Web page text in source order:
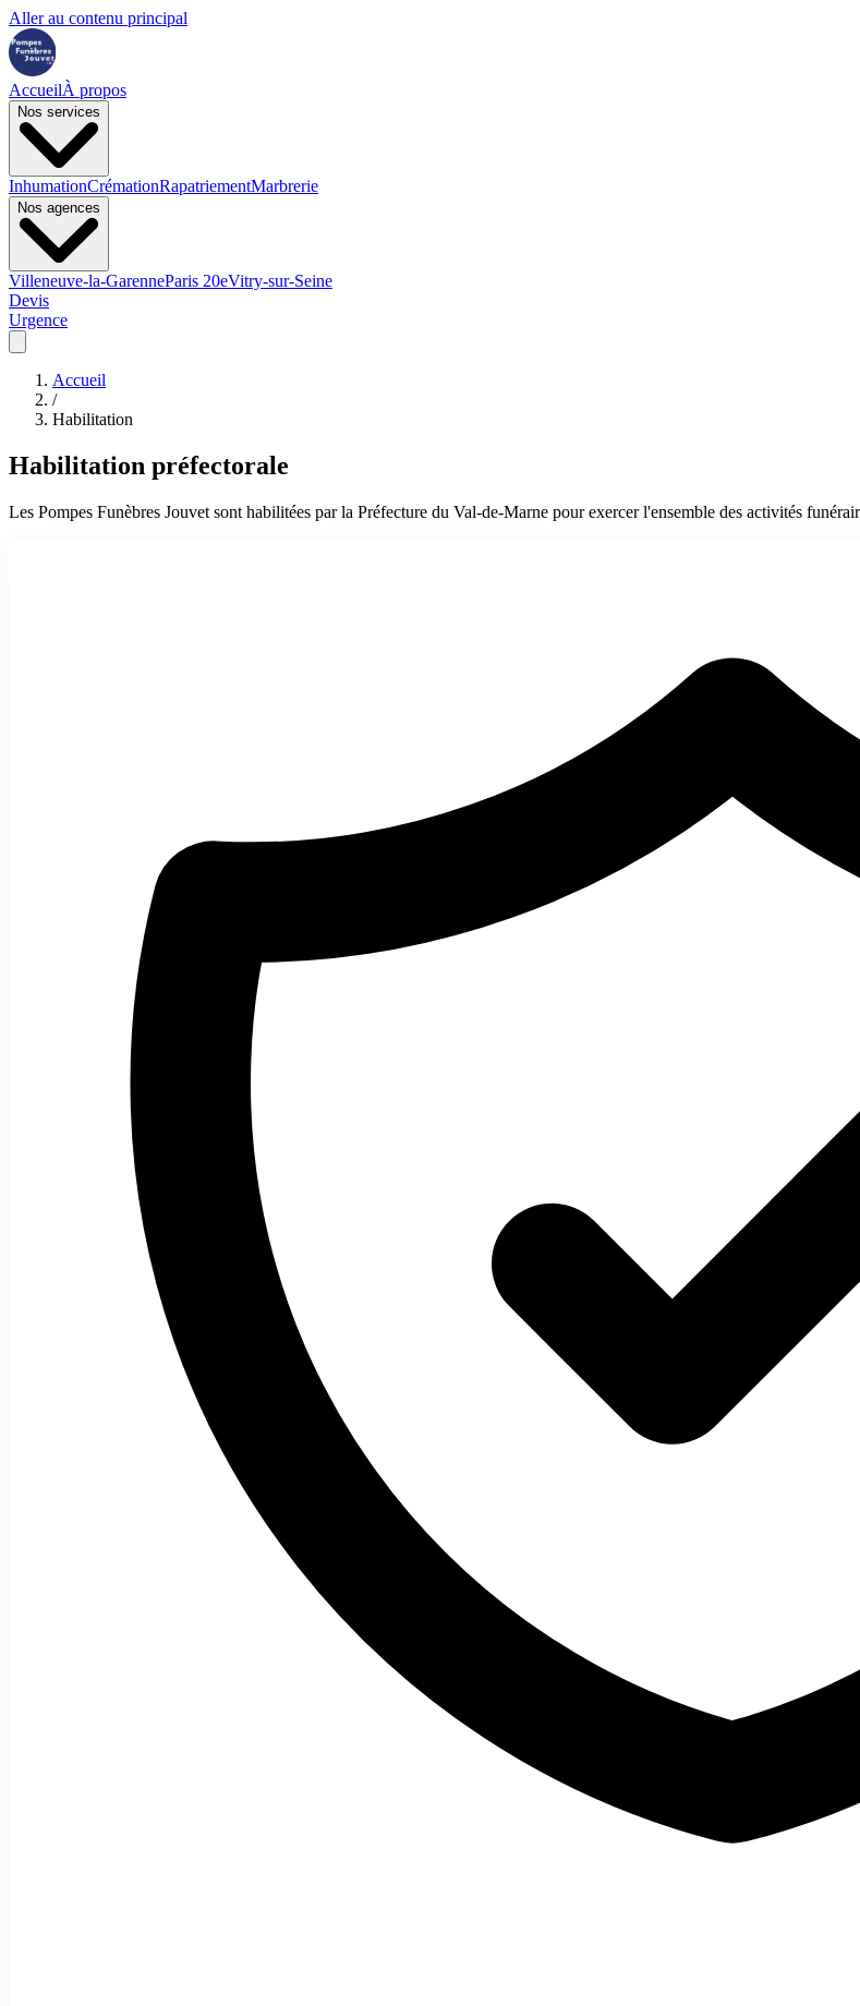
Aller au contenu principal
AccueilÀ propos
Nos services
InhumationCrémationRapatriementMarbrerie
Nos agences
Villeneuve-la-GarenneParis 20eVitry-sur-Seine
Devis
Urgence
Accueil
/
Habilitation
Habilitation préfectorale
Les Pompes Funèbres Jouvet sont habilitées par la Préfecture du Val-de-Marne pour exercer l'ensemble des activités